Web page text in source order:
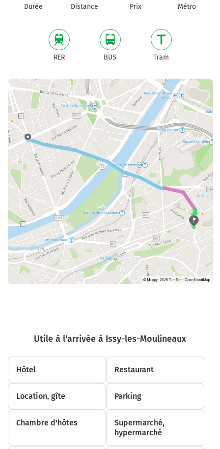
Durée Distance Prix Métro
RER BUS Tram
Utile à l'arrivée à Issy-les-Moulineaux
Hôtel Restaurant
Location, gîte Parking
Chambre d'hôtes
Supermarché,
hypermarché